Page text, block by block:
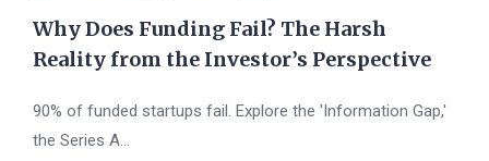
Why Does Funding Fail? The Harsh
Reality from the Investor’s Perspective
90% of funded startups fail. Explore the 'Information Gap,'
the Series A...